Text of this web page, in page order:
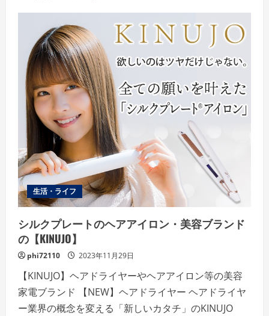
生活・ライフ
シルクプレートのヘアアイロン・美容ブランド
の【KINUJO】
phi72110 2023年11月29日
【KINUJO】ヘアドライヤーやヘアアイロン等の美容
家電ブランド 【NEW】ヘアドライヤー ヘアドライヤ
ー業界の概念を変える「新しいカタチ」のKINUJO